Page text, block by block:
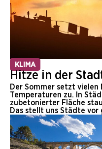
KLIMA
Hitze in der
Der Sommer setzt vielen
Temperaturen zu. In
zubetonierter Fläche
Das stellt uns Städte vor